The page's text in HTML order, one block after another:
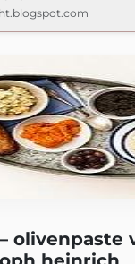
olivenpaste